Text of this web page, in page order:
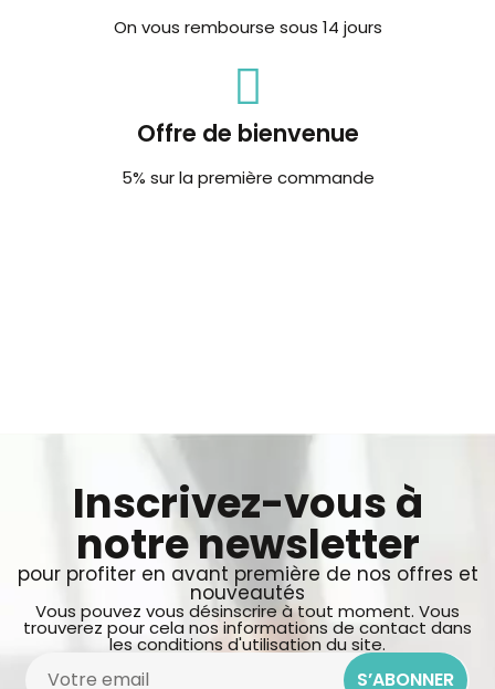
On vous rembourse sous 14 jours
Offre de bienvenue
5% sur la première commande
Inscrivez-vous à
notre newsletter
pour profiter en avant première de nos offres et
nouveautés
Vous pouvez vous désinscrire à tout moment. Vous
trouverez pour cela nos informations de contact dans
les conditions d'utilisation du site.
S’ABONNER